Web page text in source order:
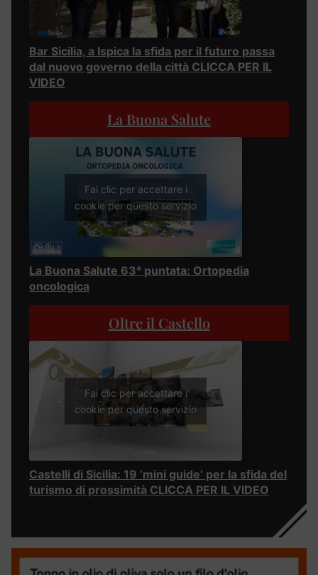
Bar Sicilia, a Ispica la sfida per il futuro passa
dal nuovo governo della città CLICCA PER IL
VIDEO
La Buona Salute
Fai clic per accettare i
cookie per questo servizio
La Buona Salute 63° puntata: Ortopedia
oncologica
Oltre il Castello
Fai clic per accettare i
cookie per questo servizio
Castelli di Sicilia: 19 ‘mini guide’ per la sfida del
turismo di prossimità CLICCA PER IL VIDEO